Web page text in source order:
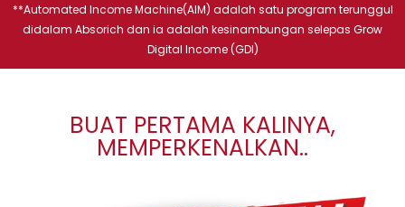
**Automated Income Machine(AIM) adalah satu program terunggul
didalam Absorich dan ia adalah kesinambungan selepas Grow
Digital Income (GDI)
BUAT PERTAMA KALINYA,
MEMPERKENALKAN..